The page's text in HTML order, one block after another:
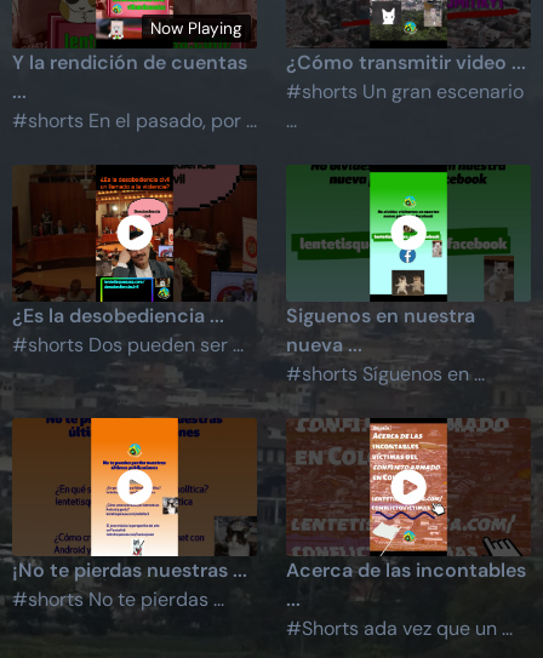
Now Playing
Y la rendición de cuentas
...
#shorts En el pasado, por ...
¿Cómo transmitir video ...
#shorts Un gran escenario
...
¿Es la desobediencia ...
#shorts Dos pueden ser ...
Siguenos en nuestra
nueva ...
#shorts Síguenos en ...
¡No te pierdas nuestras ...
#shorts No te pierdas ...
Acerca de las incontables
...
#Shorts ada vez que un ...